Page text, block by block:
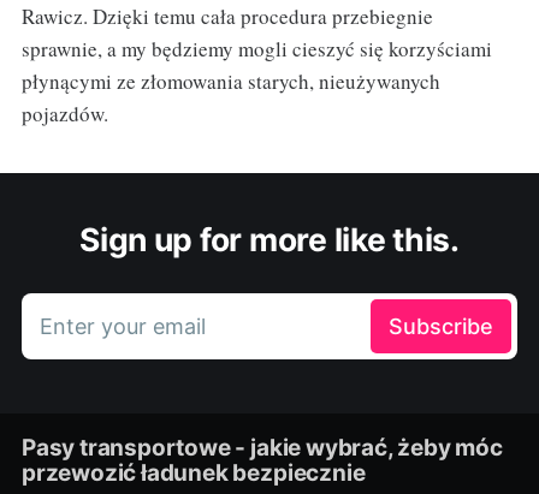
Rawicz. Dzięki temu cała procedura przebiegnie
sprawnie, a my będziemy mogli cieszyć się korzyściami
płynącymi ze złomowania starych, nieużywanych
pojazdów.
Sign up for more like this.
Enter your email Subscribe
Pasy transportowe - jakie wybrać, żeby móc
przewozić ładunek bezpiecznie